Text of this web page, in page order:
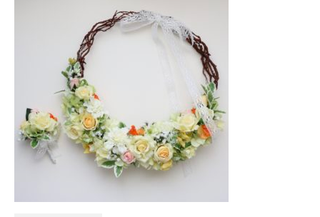
creema
minne
How to Order
Contact Us